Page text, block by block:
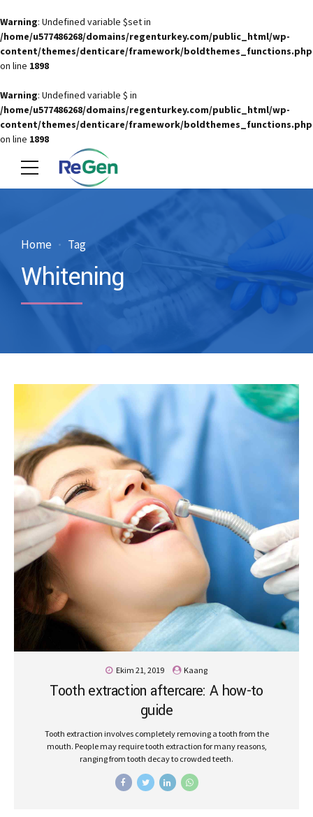
Warning: Undefined variable $set in
/home/u577486268/domains/regenturkey.com/public_html/wp-
content/themes/denticare/framework/boldthemes_functions.php
on line 1898
Warning: Undefined variable $ in
/home/u577486268/domains/regenturkey.com/public_html/wp-
content/themes/denticare/framework/boldthemes_functions.php
on line 1898
Home Tag
Whitening
Ekim 21, 2019 Kaang
Tooth extraction aftercare: A how-to
guide
Tooth extraction involves completely removing a tooth from the
mouth. People may require tooth extraction for many reasons,
ranging from tooth decay to crowded teeth.